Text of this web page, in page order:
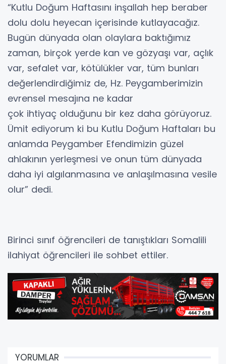
“Kutlu Doğum Haftasını inşallah hep beraber
dolu dolu heyecan içerisinde kutlayacağız.
Bugün dünyada olan olaylara baktığımız
zaman, birçok yerde kan ve gözyaşı var, açlık
var, sefalet var, kötülükler var, tüm bunları
değerlendirdiğimiz de, Hz. Peygamberimizin
evrensel mesajına ne kadar
çok ihtiyaç olduğunu bir kez daha görüyoruz.
Ümit ediyorum ki bu Kutlu Doğum Haftaları bu
anlamda Peygamber Efendimizin güzel
ahlakının yerleşmesi ve onun tüm dünyada
daha iyi algılanmasına ve anlaşılmasına vesile
olur” dedi.
Birinci sınıf öğrencileri de tanıştıkları Somalili
ilahiyat öğrencileri ile sohbet ettiler.
YORUMLAR